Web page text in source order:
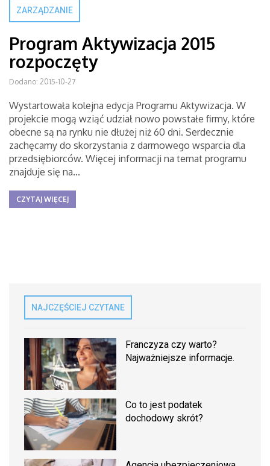
ZARZĄDZANIE
Program Aktywizacja 2015
rozpoczęty
Dodano: 2015-10-27
Wystartowała kolejna edycja Programu Aktywizacja. W
projekcie mogą wziąć udział nowo powstałe firmy, które
obecne są na rynku nie dłużej niż 60 dni. Serdecznie
zachęcamy do skorzystania z darmowego wsparcia dla
przedsiębiorców. Więcej informacji na temat programu
znajduje się na...
CZYTAJ WIĘCEJ
NAJCZĘŚCIEJ CZYTANE
Franczyza czy warto?
Najważniejsze informacje.
Co to jest podatek
dochodowy skrót?